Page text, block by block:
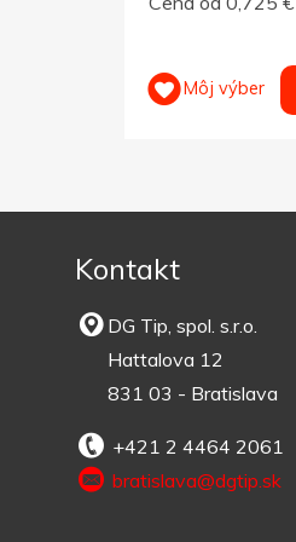
Môj výber
Kontakt
DG Tip, spol. s.r.o.
Hattalova 12
831 03 - Bratislava
+421 2 4464 2061
bratislava@dgtip.sk